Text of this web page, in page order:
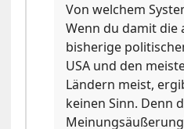
Von welchem
Wenn du damit die
bisherige
USA und den
Ländern meist,
keinen Sinn. Denn